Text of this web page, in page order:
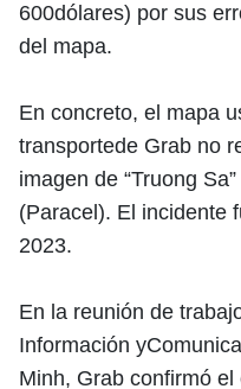
600dólares) por sus
del mapa.
En concreto, el mapa
transportede Grab no
imagen de “Truong
(Paracel). El incidente
2023.
En la reunión de
Información
Minh, Grab confirmó